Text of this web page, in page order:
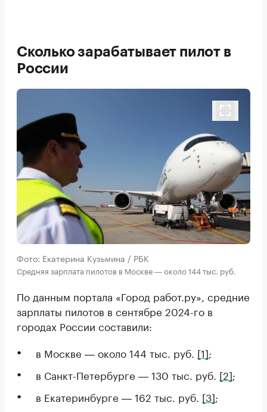
Сколько зарабатывает пилот в
России
Фото: Екатерина Кузьмина / РБК
Средняя зарплата пилотов в Москве ― около 144 тыс. руб.
По данным портала «Город работ.ру», средние
зарплаты пилотов в сентябре 2024-го в
городах России составили:
в Москве ― около 144 тыс. руб. [1];
в Санкт-Петербурге ― 130 тыс. руб. [2];
в Екатеринбурге ― 162 тыс. руб. [3];